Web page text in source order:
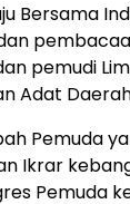
Bersama
pemudi
Adat
Pemuda
Ikrar
Pemuda